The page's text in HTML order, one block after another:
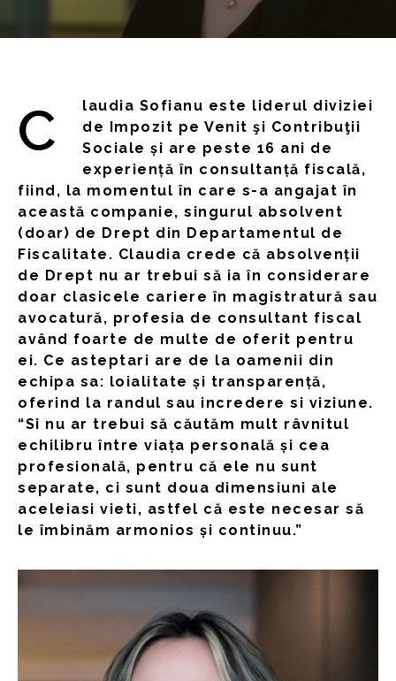
Claudia Sofianu este liderul diviziei
de Impozit pe Venit şi Contribuţii
Sociale și are peste 16 ani de
experiență în consultanță fiscală,
fiind, la momentul în care s-a angajat în
această companie, singurul absolvent
(doar) de Drept din Departamentul de
Fiscalitate. Claudia crede că absolvenții
de Drept nu ar trebui să ia în considerare
doar clasicele cariere în magistratură sau
avocatură, profesia de consultant fiscal
având foarte de multe de oferit pentru
ei. Ce asteptari are de la oamenii din
echipa sa: loialitate și transparență,
oferind la randul sau incredere si viziune.
“Si nu ar trebui să căutăm mult râvnitul
echilibru între viața personală și cea
profesională, pentru că ele nu sunt
separate, ci sunt doua dimensiuni ale
aceleiasi vieti, astfel că este necesar să
le îmbinăm armonios și continuu.”